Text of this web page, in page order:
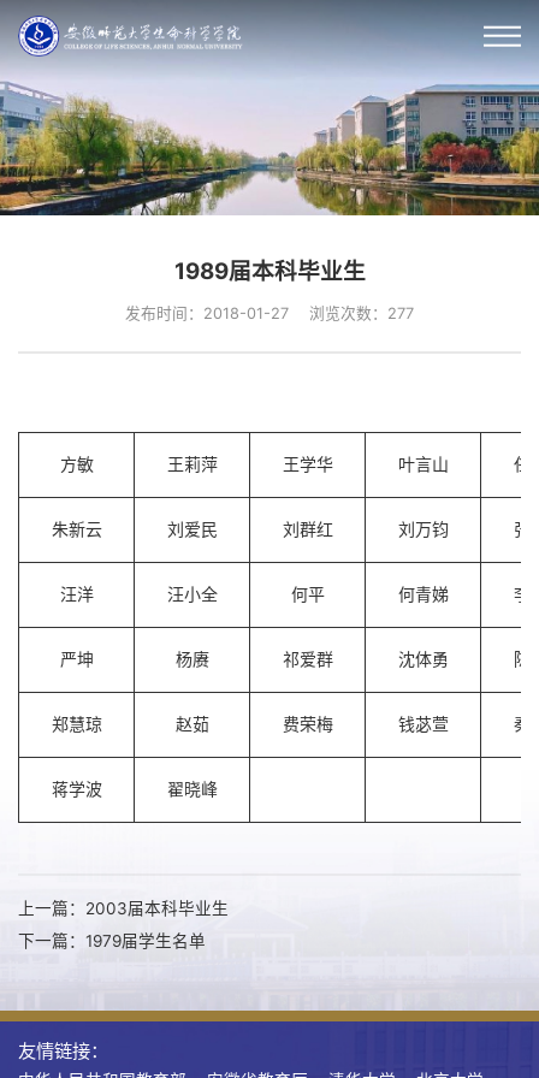
1989届本科毕业生
发布时间：2018-01-27 浏览次数： 277
方敏 王莉萍 王学华 叶言山 任
朱新云 刘爱民 刘群红 刘万钧 张
汪洋 汪小全 何平 何青娣 李
严坤 杨赓 祁爱群 沈体勇 陈
郑慧琼 赵茹 费荣梅 钱苾萱 秦
蒋学波 翟晓峰
上一篇：2003届本科毕业生
下一篇：1979届学生名单
友情链接：